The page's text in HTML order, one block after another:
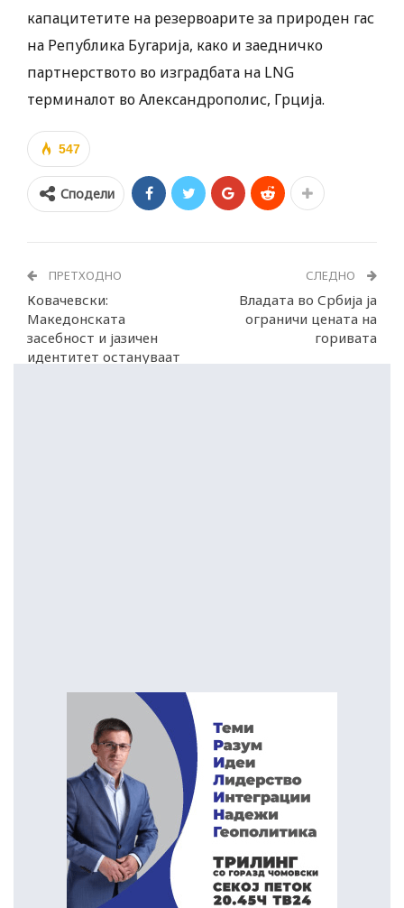
капацитетите на резервоарите за природен гас
на Република Бугарија, како и заедничко
партнерството во изградбата на LNG
терминалот во Александрополис, Грција.
547
Сподели
ПРЕТХОДНО
Ковачевски:
Македонската
засебност и јазичен
идентитет остануваат
СЛЕДНО
Владата во Србија ја
ограничи цената на
горивата